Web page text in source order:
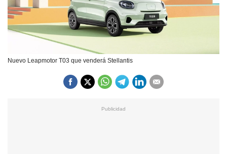
Nuevo Leapmotor T03 que venderá Stellantis